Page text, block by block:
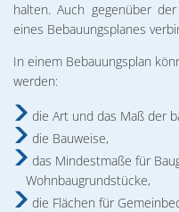
halten. Auch gegenüber
eines Bebauungsplanes
In einem Bebauungsplan
werden:
die Art und das Maß der
die Bauweise,
das Mindestmaße für
Wohnbaugrundstücke,
die Flächen für